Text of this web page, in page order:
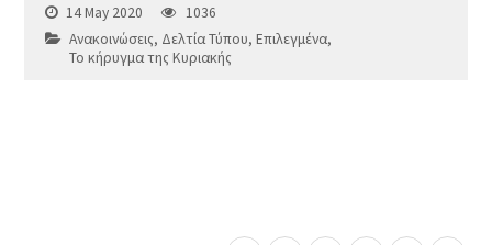
14 May 2020
1036
Ανακοινώσεις, Δελτία Τύπου,Επιλεγμένα,
Το κήρυγμα της Κυριακής